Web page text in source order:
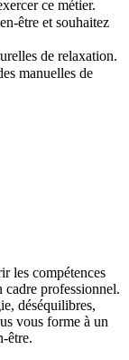
ce métier.
être et souhaitez
de relaxation.
manuelles de
les compétences
cadre professionnel.
déséquilibres,
vous forme à un
être.